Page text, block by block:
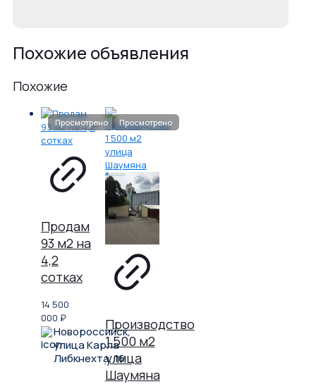
Похожие объявления
Похожие
Продам
93 м2 на
4,2
сотках
14 500
000 ₽
Новороссийск,
улица Карла
Либкнехта, 16
Производство
1 500 м2
улица
Шаумяна